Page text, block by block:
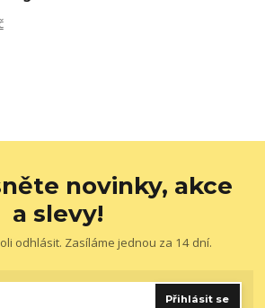
novinky, akce
a slevy!
odhlásit. Zasíláme jednou za 14 dní.
Přihlásit se